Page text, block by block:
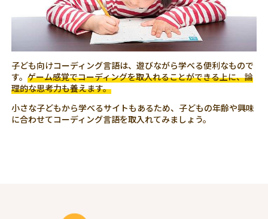
子ども向けコーディング言語は、遊びながら学べる便利なもので
す。ゲーム感覚でコーディングを取入れることができる上に、論
理的な思考力も養えます。
小さな子どもから学べるサイトもあるため、子どもの年齢や興味
に合わせてコーディング言語を取入れてみましょう。